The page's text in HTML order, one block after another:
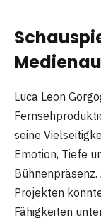
Luca Leon
seine
Emotion, Tiefe
Projekten
Fähigkeiten